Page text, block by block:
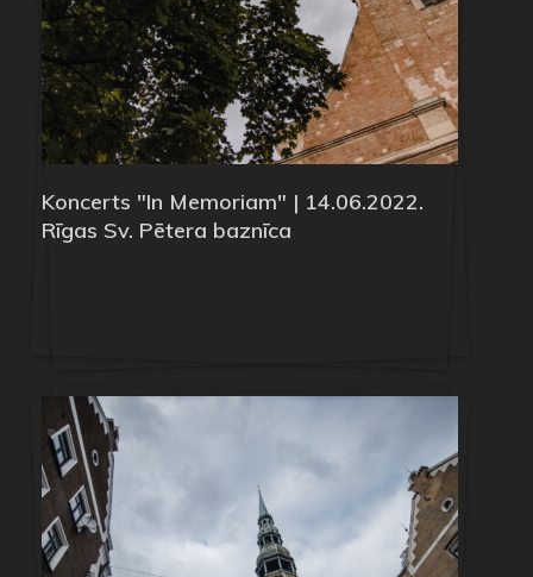
Koncerts "In Memoriam" | 14.06.2022.
Rīgas Sv. Pētera baznīca